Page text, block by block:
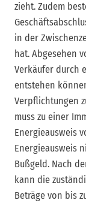
zieht. Zudem
in der
hat. Abgesehen
Verkäufer durch
entstehen
Verpflichtungen
muss zu einer
Energieausweis
Energieausweis
Bußgeld. Nach
kann die
Beträge von bis